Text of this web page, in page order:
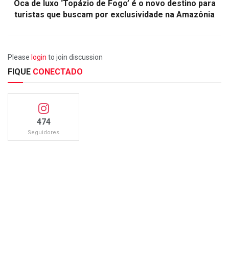
Oca de luxo ‘Topázio de Fogo’ é o novo destino para
turistas que buscam por exclusividade na Amazônia
Please login to join discussion
FIQUE CONECTADO
474
Seguidores